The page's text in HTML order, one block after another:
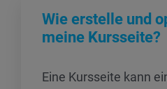
Wie erstelle und
meine Kursseite?
Eine Kursseite kann